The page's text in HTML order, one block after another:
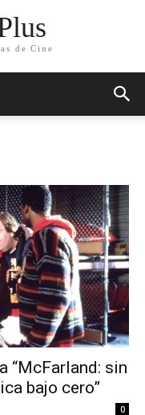
de Cine
“McFarland: sin
bajo cero”
0